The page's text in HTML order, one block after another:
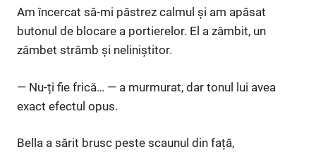
Am încercat să-mi păstrez calmul și am apăsat
butonul de blocare a portierelor. El a zâmbit, un
zâmbet strâmb și neliniștitor.
— Nu-ți fie frică… — a murmurat, dar tonul lui avea
exact efectul opus.
Bella a sărit brusc peste scaunul din față,